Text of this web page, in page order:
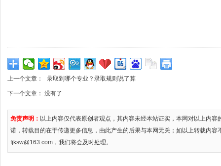
上一个文章： 录取到哪个专业？录取规则说了算
下一个文章： 没有了
免责声明： 以上内容仅代表原创者观点，其内容未经本站证实，本网对以上内
诺，转载目的在于传递更多信息，由此产生的后果与本网无关；如以上转载内容
fjksw@163.com，我们将会及时处理。